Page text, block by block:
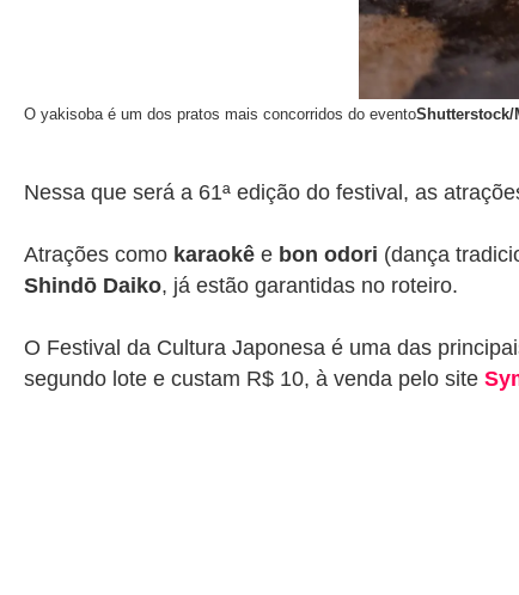
O yakisoba é um dos pratos mais concorridos do eventoShutterstock/
Nessa que será a 61ª edição do festival, as
Atrações como karaokê e bon odori (dança
Shindō Daiko, já estão garantidas no roteiro.
O Festival da Cultura Japonesa é uma das
segundo lote e custam R$ 10, à venda pelo site